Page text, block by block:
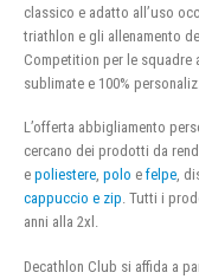
classico e adatto all’uso
triathlon e gli allenamento
Competition per le squadre
sublimate e 100%
L’offerta abbigliamento
cercano dei prodotti da
e poliestere, polo e felpe,
cappuccio e zip. Tutti i
anni alla 2xl.
Decathlon Club si affida a